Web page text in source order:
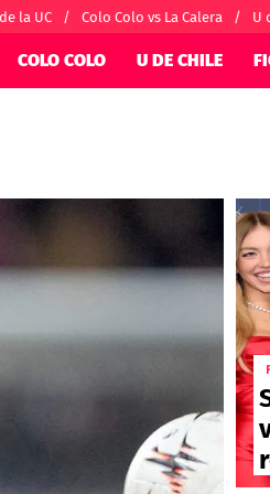
la UC Colo Colo vs La Calera U
COLO COLO U DE CHILE
Europa League
Conference
Ligue 1
Premier League
Serie A